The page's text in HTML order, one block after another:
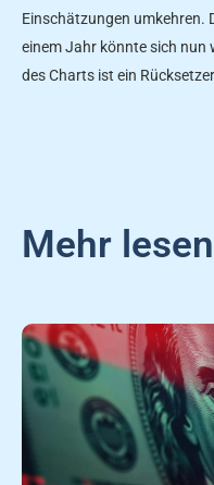
Einschätzungen umkehren.
einem Jahr könnte sich nun
des Charts ist ein
Mehr lesen